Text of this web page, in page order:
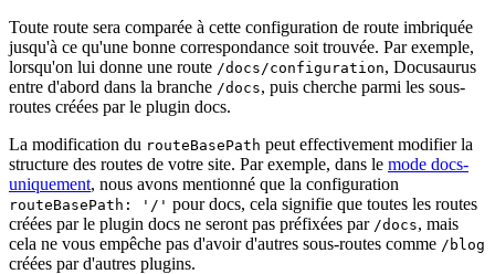
Toute route sera comparée à cette configuration de route imbriquée
jusqu'à ce qu'une bonne correspondance soit trouvée. Par exemple,
lorsqu'on lui donne une route /docs/configuration, Docusaurus
entre d'abord dans la branche /docs, puis cherche parmi les sous-
routes créées par le plugin docs.
La modification du routeBasePath peut effectivement modifier la
structure des routes de votre site. Par exemple, dans le mode docs-
uniquement, nous avons mentionné que la configuration
routeBasePath: '/' pour docs, cela signifie que toutes les routes
créées par le plugin docs ne seront pas préfixées par /docs, mais
cela ne vous empêche pas d'avoir d'autres sous-routes comme /blog
créées par d'autres plugins.